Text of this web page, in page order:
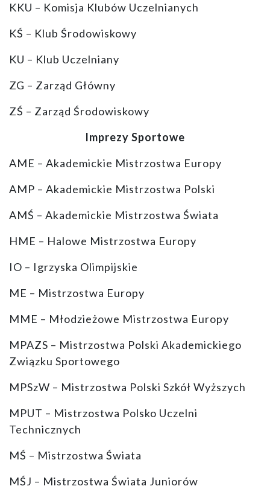
KKU – Komisja Klubów Uczelnianych
KŚ – Klub Środowiskowy
KU – Klub Uczelniany
ZG – Zarząd Główny
ZŚ – Zarząd Środowiskowy
Imprezy Sportowe
AME – Akademickie Mistrzostwa Europy
AMP – Akademickie Mistrzostwa Polski
AMŚ – Akademickie Mistrzostwa Świata
HME – Halowe Mistrzostwa Europy
IO – Igrzyska Olimpijskie
ME – Mistrzostwa Europy
MME – Młodzieżowe Mistrzostwa Europy
MPAZS – Mistrzostwa Polski Akademickiego
Związku Sportowego
MPSzW – Mistrzostwa Polski Szkół Wyższych
MPUT – Mistrzostwa Polsko Uczelni
Technicznych
MŚ – Mistrzostwa Świata
MŚJ – Mistrzostwa Świata Juniorów